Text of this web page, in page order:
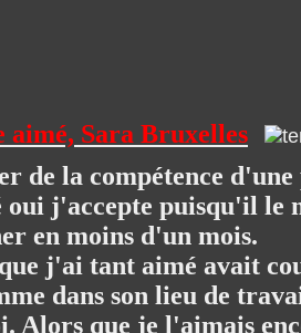
aimé, Sara Bruxelles
de la compétence
j'accepte puisqu'il
en moins d'un mois.
j'ai tant aimé avait
dans son lieu de
Alors que je l'aimais